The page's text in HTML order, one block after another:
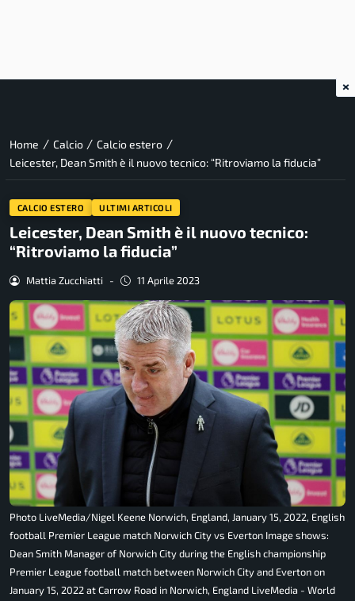
Home / Calcio / Calcio estero /
Leicester, Dean Smith è il nuovo tecnico: “Ritroviamo la fiducia”
CALCIO ESTERO ULTIMI ARTICOLI
Leicester, Dean Smith è il nuovo tecnico:
“Ritroviamo la fiducia”
Mattia Zucchiatti - 11 Aprile 2023
Photo LiveMedia/Nigel Keene Norwich, England, January 15, 2022, English
football Premier League match Norwich City vs Everton Image shows:
Dean Smith Manager of Norwich City during the English championship
Premier League football match between Norwich City and Everton on
January 15, 2022 at Carrow Road in Norwich, England LiveMedia - World
×